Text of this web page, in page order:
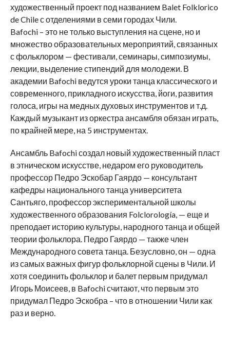
художественный проект под названием Balet Folklorico
de Chile с отделениями в семи городах Чили.
Bafochi – это не только выступления на сцене, но и
множество образовательных мероприятий, связанных
с фольклором — фестивали, семинары, симпозиумы,
лекции, выделение стипендий для молодежи. В
академии Bafochi ведутся уроки танца классического и
современного, прикладного искусства, йоги, развития
голоса, игры на медных духовых инструментов и т.д.
Каждый музыкант из оркестра ансамбля обязан играть,
по крайней мере, на 5 инструментах.
Ансамбль Bafochi создал новый художественный пласт
в этническом искусстве, недаром его руководитель
профессор Педро Эскобар Гаярдо — консультант
кафедры национального танца университета
Сантьяго, профессор экспериментальной школы
художественного образования Folclorología, — еще и
преподает историю культуры, народного танца и общей
теории фольклора. Педро Гаярдо — также член
Международного совета танца. Безусловно, он — одна
из самых важных фигур фольклорной сцены в Чили. И
хотя соединить фольклор и балет первым придумал
Игорь Моисеев, в Bafochi считают, что первым это
придумал Педро Эскобра – что в отношении Чили как
раз и верно.